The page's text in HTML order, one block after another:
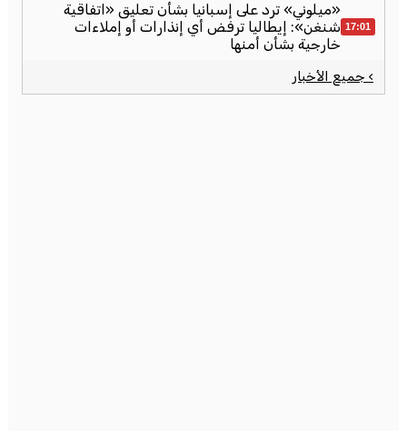
17:01
«ميلوني» ترد على إسبانيا بشأن تعليق «اتفاقية
شنغن»: إيطاليا ترفض أي إنذارات أو إملاءات
خارجية بشأن أمنها
› جميع الأخبار